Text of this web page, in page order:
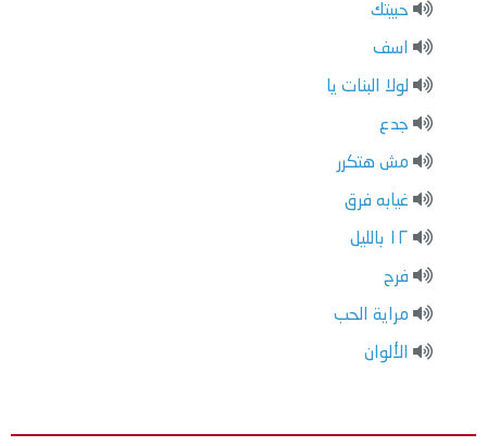
حبيتك
اسف
لولا البنات يا
جدع
مش هتكرر
غيابه فرق
١٢ بالليل
فرح
مراية الحب
الألوان